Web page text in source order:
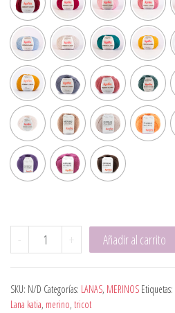
- Merino Classic cantidad
+ Añadir al carrito
SKU: N/D Categorías: LANAS, MERINOS Etiquetas:
Lana katia, merino, tricot